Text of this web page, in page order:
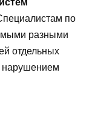
по
разными
отдельных
нарушением